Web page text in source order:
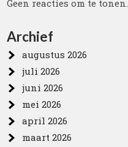
Geen reacties om te tonen.
Archief
augustus 2026
juli 2026
juni 2026
mei 2026
april 2026
maart 2026